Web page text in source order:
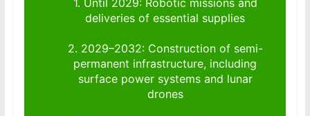
deliveries of essential supplies
2. 2029–2032: Construction of semi-
permanent infrastructure, including
surface power systems and lunar
drones